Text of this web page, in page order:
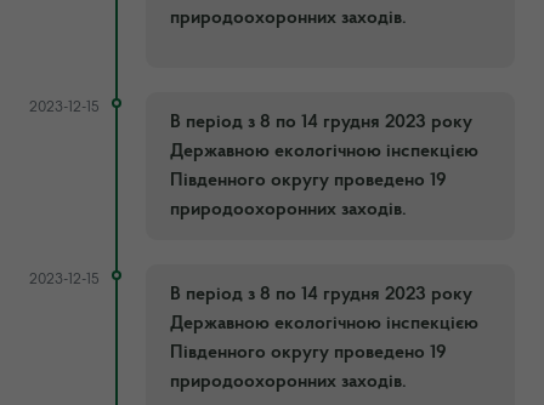
природоохоронних заходів.
2023-12-15
В період з 8 по 14 грудня 2023 року
Державною екологічною інспекцією
Південного округу проведено 19
природоохоронних заходів.
2023-12-15
В період з 8 по 14 грудня 2023 року
Державною екологічною інспекцією
Південного округу проведено 19
природоохоронних заходів.